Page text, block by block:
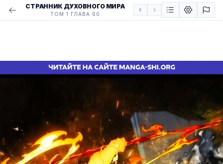
СТРАННИК ДУХОВНОГО МИРА
ТОМ 1 ГЛАВА 60